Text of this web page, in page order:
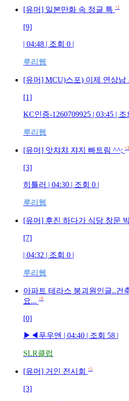
[유머] 일본만화 속 정글 특 +1
[9]
| 04:48 | 조회 0 |
루리웹
[유머] MCU)스포) 이제 연상남
[1]
KC인증-1260709925 | 03:45 | 조
루리웹
[유머] 앗챠챠 쟈지 빠트림 ^^; +3
[3]
히틀러 | 04:30 | 조회 0 |
루리웹
[유머] 후진 하다가 식당 창문
[7]
| 04:32 | 조회 0 |
루리웹
아파트 테라스 붕괴원인글..건
요... +8
[0]
▶◀푸우앤 | 04:40 | 조회 58 |
SLR클럽
[유머] 거인 전시회 +5
[3]